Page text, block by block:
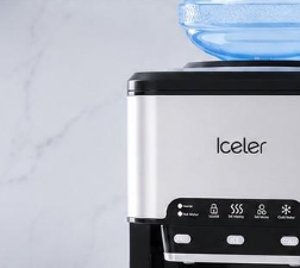
Berat Mesin Net/gross ：14.9KG /
Lebar*Panjang*Tinggi Mesin:
!! Mohon tambahkan packing kayu
!! For safety reason, please added
~ Selang Air Galon #1pcs